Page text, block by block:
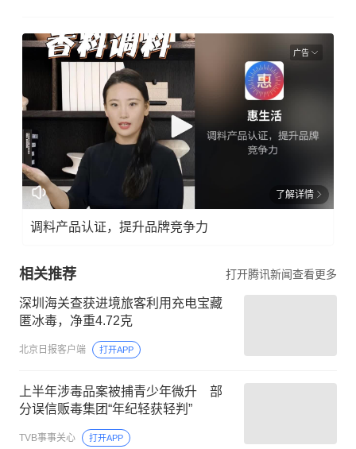
广告
了解详情
调料产品认证，提升品牌竞争力
相关推荐 打开腾讯新闻查看更多
深圳海关查获进境旅客利用充电宝藏
匿冰毒，净重4.72克
北京日报客户端 打开APP
上半年涉毒品案被捕青少年微升 部
分误信贩毒集团“年纪轻获轻判”
TVB事事关心 打开APP